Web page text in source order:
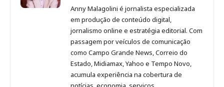
Malagolini
no
Pinterest
Malagolini
no
LinkedIn
Malagolini
no
Instagram
Malagolini
no
Facebook
de
Anny
Malagolini
Anny Malagolini é jornalista especializada
em produção de conteúdo digital,
jornalismo online e estratégia editorial. Com
passagem por veículos de comunicação
como Campo Grande News, Correio do
Estado, Midiamax, Yahoo e Tempo Novo,
acumula experiência na cobertura de